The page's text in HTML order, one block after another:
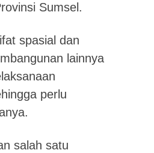
Sumsel.
spasial dan
lainnya
perlu
salah satu